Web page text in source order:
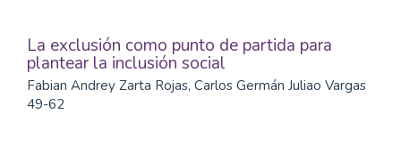
La exclusión como punto de partida para
plantear la inclusión social
Fabian Andrey Zarta Rojas, Carlos Germán Juliao Vargas
49-62